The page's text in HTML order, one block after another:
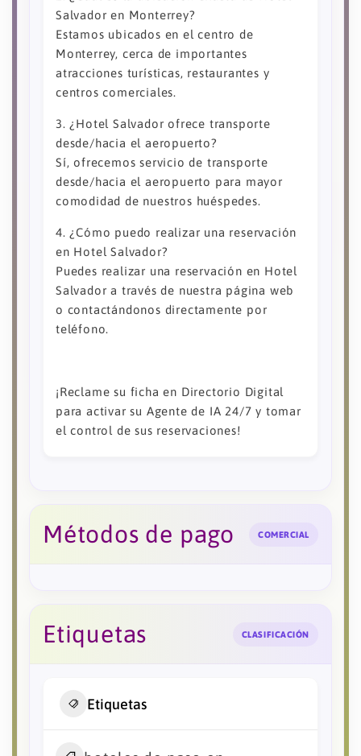
Salvador en Monterrey?
Estamos ubicados en el centro de
Monterrey, cerca de importantes
atracciones turísticas, restaurantes y
centros comerciales.
3. ¿Hotel Salvador ofrece transporte
desde/hacia el aeropuerto?
Sí, ofrecemos servicio de transporte
desde/hacia el aeropuerto para mayor
comodidad de nuestros huéspedes.
4. ¿Cómo puedo realizar una reservación
en Hotel Salvador?
Puedes realizar una reservación en Hotel
Salvador a través de nuestra página web
o contactándonos directamente por
teléfono.
¡Reclame su ficha en Directorio Digital
para activar su Agente de IA 24/7 y tomar
el control de sus reservaciones!
Métodos de pago COMERCIAL
Etiquetas CLASIFICACIÓN
Etiquetas